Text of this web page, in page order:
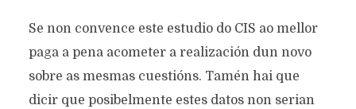
Se non convence este estudio do CIS ao mellor
paga a pena acometer a realización dun novo
sobre as mesmas cuestións. Tamén hai que
dicir que posibelmente estes datos non serian